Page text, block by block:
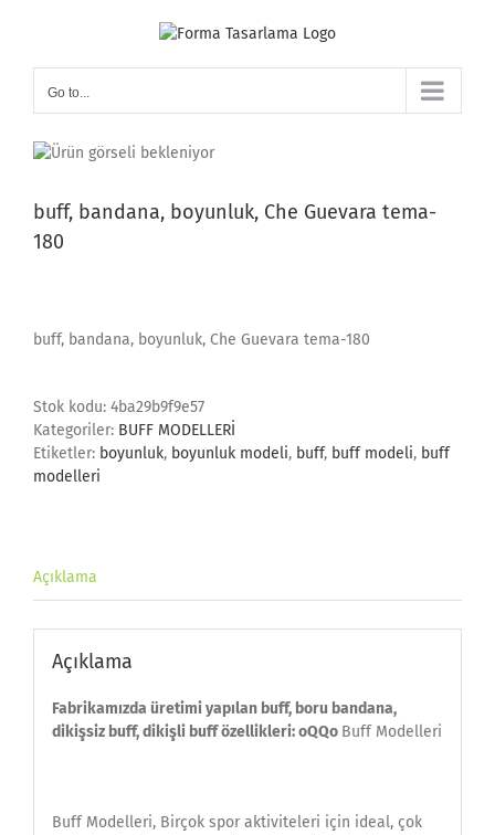
Go to...
buff, bandana, boyunluk, Che Guevara tema-
180
buff, bandana, boyunluk, Che Guevara tema-180
Stok kodu: 4ba29b9f9e57
Kategoriler: BUFF MODELLERİ
Etiketler: boyunluk, boyunluk modeli, buff, buff modeli, buff
modelleri
Açıklama
Açıklama
Fabrikamızda üretimi yapılan buff, boru bandana,
dikişsiz buff, dikişli buff özellikleri: oQQo Buff Modelleri
Buff Modelleri, Birçok spor aktiviteleri için ideal, çok